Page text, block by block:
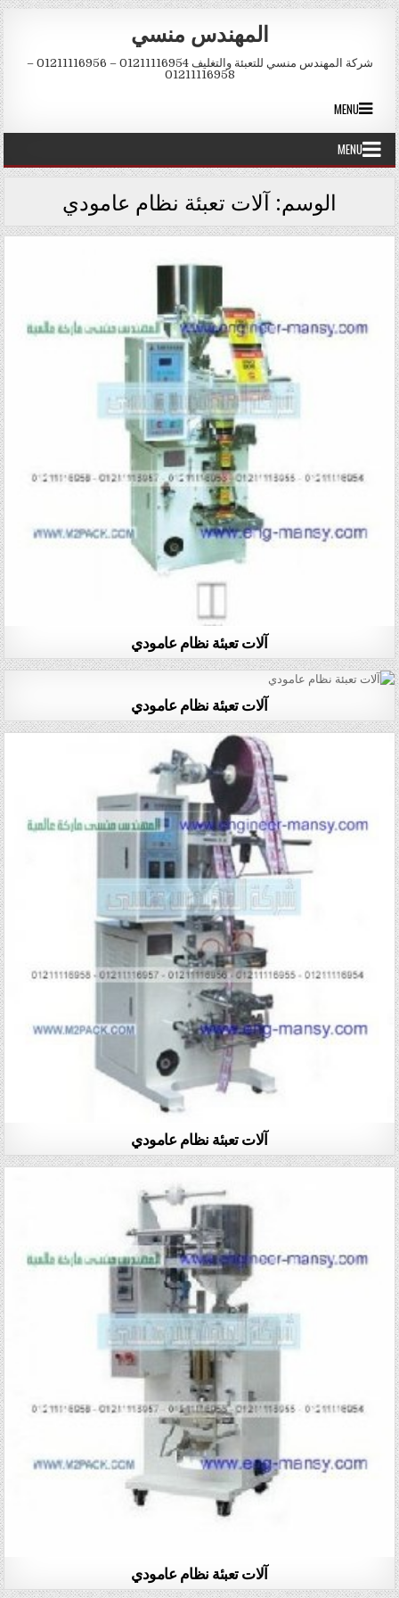
Skip to content
المهندس منسي
شركة المهندس منسي للتعبئة والتغليف 01211116954 – 01211116956 –
01211116958
MENU
MENU
الوسم:آلات تعبئة نظام عامودي
آلات تعبئة نظام عامودي
آلات تعبئة نظام عامودي
آلات تعبئة نظام عامودي
آلات تعبئة نظام عامودي